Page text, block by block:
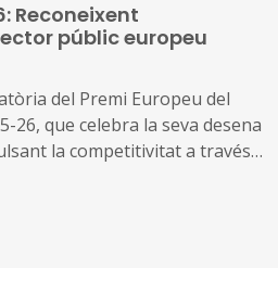
Reconeixent
públic europeu
del Premi Europeu del
26, que celebra la seva desena
la competitivitat a través